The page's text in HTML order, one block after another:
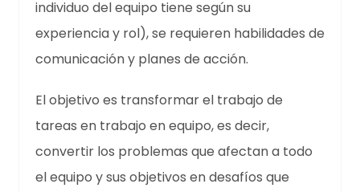
individuo del equipo tiene según su
experiencia y rol), se requieren habilidades de
comunicación y planes de acción.
El objetivo es transformar el trabajo de
tareas en trabajo en equipo, es decir,
convertir los problemas que afectan a todo
el equipo y sus objetivos en desafíos que